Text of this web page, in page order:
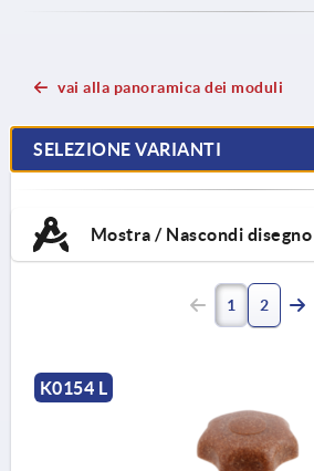
vai alla panoramica dei moduli
SELEZIONE VARIANTI
Mostra / Nascondi disegno
1 2
K0154 L